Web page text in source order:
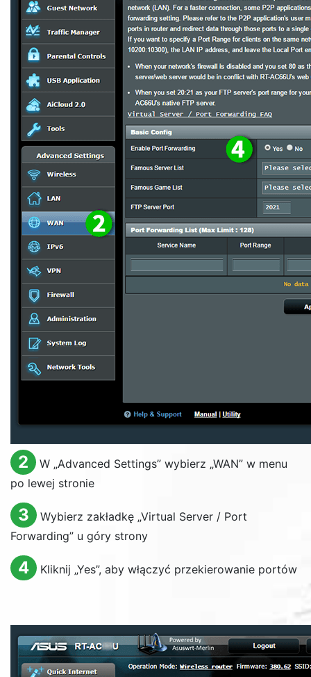
2 W „Advanced Settings” wybierz „WAN” w menu
po lewej stronie
3 Wybierz zakładkę „Virtual Server / Port
Forwarding” u góry strony
4 Kliknij „Yes”, aby włączyć przekierowanie portów